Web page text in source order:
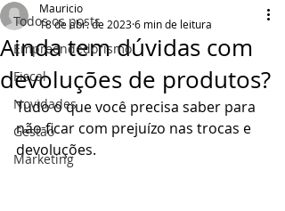
Todos os posts
Empreendedorismo
Fiscal
Novidades
Gestão
Marketing
Ainda tem dúvidas com
devoluções de produtos?
Mauricio
18 de abr. de 20236 min de leitura
Tudo o que você precisa saber para
não ficar com prejuízo nas trocas e
devoluções.